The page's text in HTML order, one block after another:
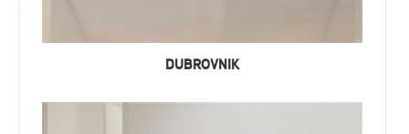
DUBROVNIK